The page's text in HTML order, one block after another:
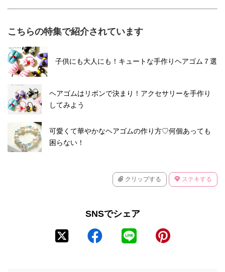
こちらの特集で紹介されています
子供にも大人にも！キュートな手作りヘアゴム７選
ヘアゴムはリボンで決まり！アクセサリーを手作り
してみよう
可愛くて華やかなヘアゴムの作り方♡何個あっても
困らない！
クリップする ステキする
SNSでシェア